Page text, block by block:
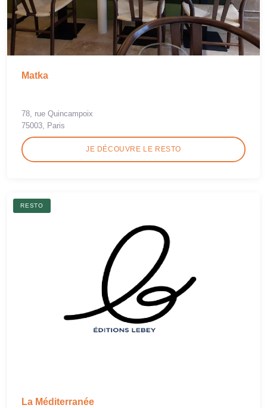
Matka
78, rue Quincampoix
75003, Paris
JE DÉCOUVRE LE RESTO
RESTO
La Méditerranée